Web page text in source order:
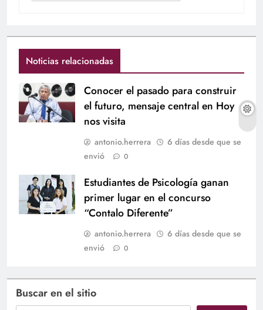
Noticias relacionadas
Conocer el pasado para construir
el futuro, mensaje central en Hoy
nos visita
antonio.herrera
6 días desde que se
envió
0
Estudiantes de Psicología ganan
primer lugar en el concurso
“Contalo Diferente”
antonio.herrera
6 días desde que se
envió
0
Buscar en el sitio